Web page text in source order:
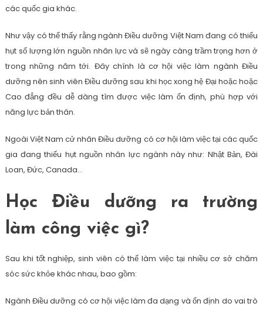
các quốc gia khác.
Như vậy có thể thấy rằng ngành Điều dưỡng Việt Nam đang có thiếu
hụt số lượng lớn nguồn nhân lực và sẽ ngày càng trầm trọng hơn ở
trong những năm tới. Đây chính là cơ hội việc làm ngành Điều
dưỡng nên sinh viên Điều dưỡng sau khi học xong hệ Đại hoặc hoặc
Cao đẳng đều dễ dàng tìm được việc làm ổn định, phù hợp với
năng lực bản thân.
Ngoài Việt Nam cử nhân Điều dưỡng có cơ hội làm việc tại các quốc
gia đang thiếu hụt nguồn nhân lực ngành này như: Nhật Bản, Đài
Loan, Đức, Canada…
Học Điều dưỡng ra trường
làm công việc gì?
Sau khi tốt nghiệp, sinh viên có thể làm việc tại nhiều cơ sở chăm
sóc sức khỏe khác nhau, bao gồm:
Ngành Điều dưỡng có cơ hội việc làm đa dạng và ổn định do vai trò